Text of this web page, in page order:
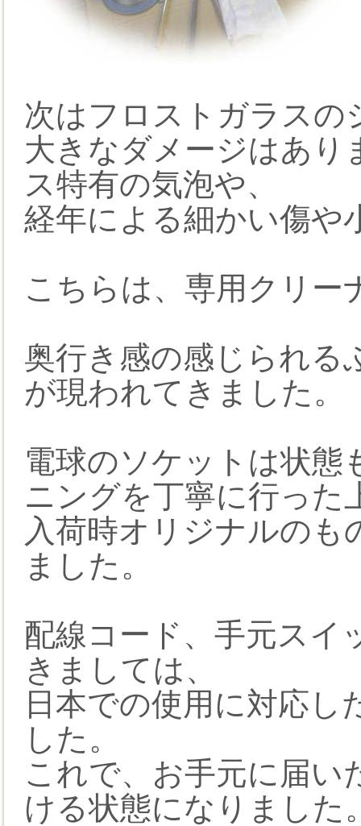
次はフロストガラスの
大きなダメージはあり
ス特有の気泡や、
経年による細かい傷や
こちらは、専用クリー
奥行き感の感じられる
が現われてきました。
電球のソケットは状態
ニングを丁寧に行った
入荷時オリジナルの
ました。
配線コード、手元スイ
きましては、
日本での使用に対応
した。
これで、お手元に届い
ける状態になりました